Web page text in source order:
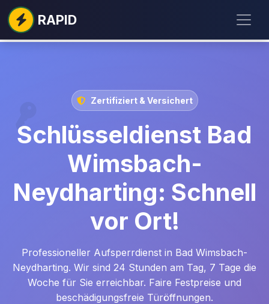
RAPID
Zertifiziert & Versichert
Schlüsseldienst Bad
Wimsbach-
Neydharting: Schnell
vor Ort!
Professioneller Aufsperrdienst in Bad Wimsbach-
Neydharting. Wir sind 24 Stunden am Tag, 7 Tage die
Woche für Sie erreichbar. Faire Festpreise und
beschädigungsfreie Türöffnungen.